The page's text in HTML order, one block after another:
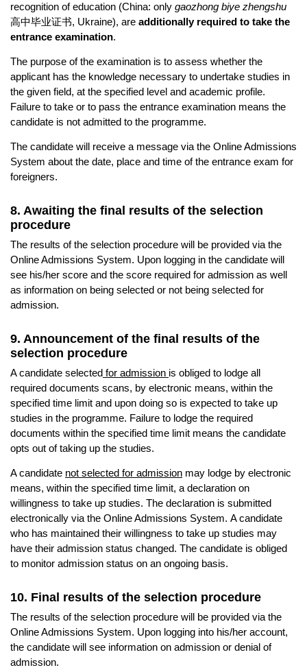
recognition of education (China: only gaozhong biye zhengshu
高中毕业证书, Ukraine), are additionally required to take the
entrance examination.
The purpose of the examination is to assess whether the
applicant has the knowledge necessary to undertake studies in
the given field, at the specified level and academic profile.
Failure to take or to pass the entrance examination means the
candidate is not admitted to the programme.
The candidate will receive a message via the Online Admissions
System about the date, place and time of the entrance exam for
foreigners.
8. Awaiting the final results of the selection
procedure
The results of the selection procedure will be provided via the
Online Admissions System. Upon logging in the candidate will
see his/her score and the score required for admission as well
as information on being selected or not being selected for
admission.
9. Announcement of the final results of the
selection procedure
A candidate selected for admission is obliged to lodge all
required documents scans, by electronic means, within the
specified time limit and upon doing so is expected to take up
studies in the programme. Failure to lodge the required
documents within the specified time limit means the candidate
opts out of taking up the studies.
A candidate not selected for admission may lodge by electronic
means, within the specified time limit, a declaration on
willingness to take up studies. The declaration is submitted
electronically via the Online Admissions System. A candidate
who has maintained their willingness to take up studies may
have their admission status changed. The candidate is obliged
to monitor admission status on an ongoing basis.
10. Final results of the selection procedure
The results of the selection procedure will be provided via the
Online Admissions System. Upon logging into his/her account,
the candidate will see information on admission or denial of
admission.